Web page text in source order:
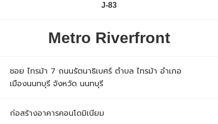
J-83
Metro Riverfront
ซอย ไทรม้า 7 ถนนรัตนาธิเบศร์ ตำบล ไทรม้า อำเภอ
เมืองนนทบุรี จังหวัด นนทบุรี
ก่อสร้างอาคารคอนโดมิเนียม